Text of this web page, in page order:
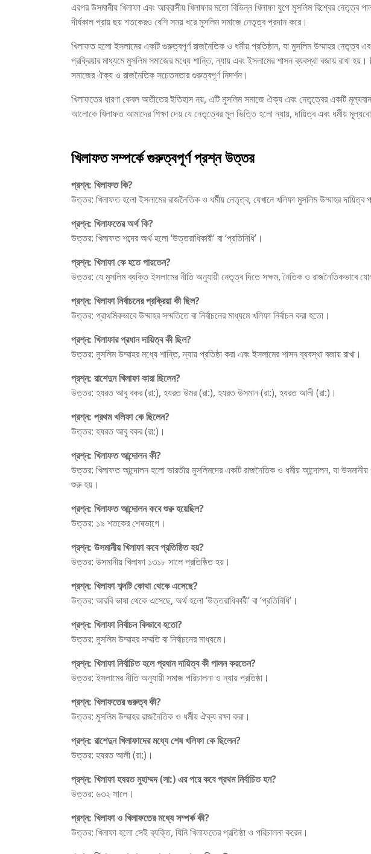
এরপর উসমানীয় খিলাফা এবং আব্বাসীয় খিলাফার মতো বিভিন্ন খিলাফা যুগে মুসলিম বিশ্বের নেতৃত্ব
দীর্ঘকাল প্রায় ছয় শতকেরও বেশি সময় ধরে মুসলিম সমাজে নেতৃত্ব প্রদান করে।
খিলাফত হলো ইসলামের একটি গুরুত্বপূর্ণ রাজনৈতিক ও ধর্মীয় প্রতিষ্ঠান, যা মুসলিম উম্মাহর নেতৃত্ব
প্রক্রিয়ার মাধ্যমে মুসলিম সমাজের মধ্যে শান্তি, ন্যায় এবং ইসলামের শাসন ব্যবস্থা বজায় রাখা
সমাজের ঐক্য ও রাজনৈতিক সচেতনতার গুরুত্বপূর্ণ নিদর্শন।
খিলাফতের ধারণা কেবল অতীতের ইতিহাস নয়, এটি মুসলিম সমাজে ঐক্য এবং নেতৃত্বের একটি
আলোকে খিলাফত আমাদের শিক্ষা দেয় যে নেতৃত্বের মূল ভিত্তি হলো ন্যায়, দায়িত্ব এবং ধর্মীয়
খিলাফত সম্পর্কে গুরুত্বপূর্ণ প্রশ্ন উত্তর
প্রশ্ন: খিলাফত কি?
উত্তর: খিলাফত হলো ইসলামের রাজনৈতিক ও ধর্মীয় নেতৃত্ব, যেখানে খলিফা মুসলিম উম্মাহর দায়িত্ব
প্রশ্ন: খিলাফতের অর্থ কি?
উত্তর: খিলাফত শব্দের অর্থ হলো ‘উত্তরাধিকারী’ বা ‘প্রতিনিধি’।
প্রশ্ন: খিলাফা কে হতে পারতেন?
উত্তর: যে মুসলিম ব্যক্তি ইসলামের নীতি অনুযায়ী নেতৃত্ব দিতে সক্ষম, নৈতিক ও রাজনৈতিকভাবে
প্রশ্ন: খিলাফা নির্বাচনের প্রক্রিয়া কী ছিল?
উত্তর: প্রাথমিকভাবে উম্মাহর সম্মতিতে বা নির্বাচনের মাধ্যমে খলিফা নির্বাচন করা হতো।
প্রশ্ন: খিলাফার প্রধান দায়িত্ব কী ছিল?
উত্তর: মুসলিম উম্মাহর মধ্যে শান্তি, ন্যায় প্রতিষ্ঠা করা এবং ইসলামের শাসন ব্যবস্থা বজায় রাখা।
প্রশ্ন: রাশেদুন খিলাফা কারা ছিলেন?
উত্তর: হযরত আবু বকর (রা:), হযরত উমর (রা:), হযরত উসমান (রা:), হযরত আলী (রা:)।
প্রশ্ন: প্রথম খলিফা কে ছিলেন?
উত্তর: হযরত আবু বকর (রা:)।
প্রশ্ন: খিলাফত আন্দোলন কী?
উত্তর: খিলাফত আন্দোলন হলো ভারতীয় মুসলিমদের একটি রাজনৈতিক ও ধর্মীয় আন্দোলন, যা উসমানীয়
শুরু হয়।
প্রশ্ন: খিলাফত আন্দোলন কবে শুরু হয়েছিল?
উত্তর: ১৯ শতকের শেষভাগে।
প্রশ্ন: উসমানীয় খিলাফা কবে প্রতিষ্ঠিত হয়?
উত্তর: উসমানীয় খিলাফা ১৩১৮ সালে প্রতিষ্ঠিত হয়।
প্রশ্ন: খিলাফা শব্দটি কোথা থেকে এসেছে?
উত্তর: আরবি ভাষা থেকে এসেছে, অর্থ হলো ‘উত্তরাধিকারী’ বা ‘প্রতিনিধি’।
প্রশ্ন: খিলাফা নির্বাচন কিভাবে হতো?
উত্তর: মুসলিম উম্মাহর সম্মতি বা নির্বাচনের মাধ্যমে।
প্রশ্ন: খিলাফা নির্বাচিত হলে প্রধান দায়িত্ব কী পালন করতেন?
উত্তর: ইসলামের নীতি অনুযায়ী সমাজ পরিচালনা ও ন্যায় প্রতিষ্ঠা।
প্রশ্ন: খিলাফতের গুরুত্ব কী?
উত্তর: মুসলিম উম্মাহর রাজনৈতিক ও ধর্মীয় ঐক্য রক্ষা করা।
প্রশ্ন: রাশেদুন খিলাফাদের মধ্যে শেষ খলিফা কে ছিলেন?
উত্তর: হযরত আলী (রা:)।
প্রশ্ন: খিলাফা হযরত মুহাম্মদ (সা:) এর পরে কবে প্রথম নির্বাচিত হন?
উত্তর: ৬৩২ সালে।
প্রশ্ন: খিলাফা ও খিলাফতের মধ্যে সম্পর্ক কী?
উত্তর: খিলাফা হলো সেই ব্যক্তি, যিনি খিলাফতের প্রতিষ্ঠা ও পরিচালনা করেন।